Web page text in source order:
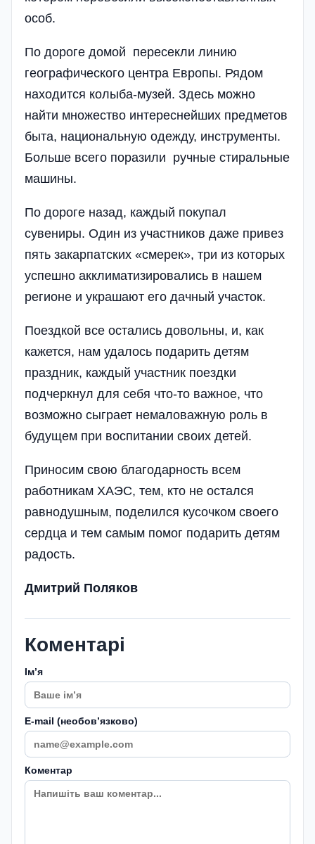
особ.
По дороге домой пересекли линию
географического центра Европы. Рядом
находится колыба-музей. Здесь можно
найти множество интереснейших предметов
быта, национальную одежду, инструменты.
Больше всего поразили ручные стиральные
машины.
По дороге назад, каждый покупал
сувениры. Один из участников даже привез
пять закарпатских «смерек», три из которых
успешно акклиматизировались в нашем
регионе и украшают его дачный участок.
Поездкой все остались довольны, и, как
кажется, нам удалось подарить детям
праздник, каждый участник поездки
подчеркнул для себя что-то важное, что
возможно сыграет немаловажную роль в
будущем при воспитании своих детей.
Приносим свою благодарность всем
работникам ХАЭС, тем, кто не остался
равнодушным, поделился кусочком своего
сердца и тем самым помог подарить детям
радость.
Дмитрий Поляков
Коментарі
Імʼя
E-mail (необовʼязково)
Коментар